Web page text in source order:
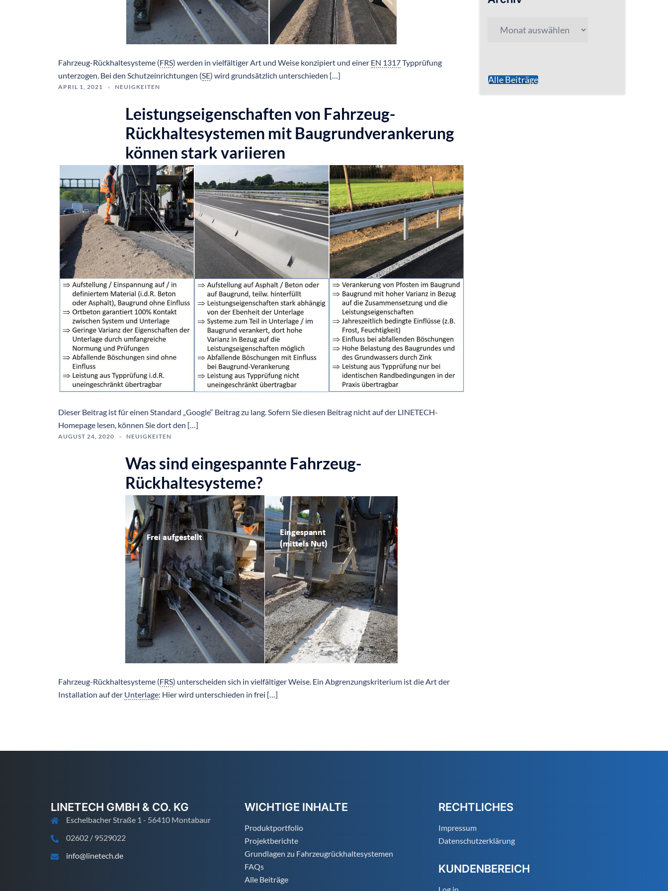
Fahrzeug-Rückhaltesysteme (FRS) werden in vielfältiger Art und Weise konzipiert und einer EN 1317Typprüfung
unterzogen. Bei den Schutzeinrichtungen (SE) wird grundsätzlich unterschieden […]
APRIL 1, 2021 NEUIGKEITEN
Leistungseigenschaften von Fahrzeug-
Rückhaltesystemen mit Baugrundverankerung
können stark variieren
Dieser Beitrag ist für einen Standard „Google“ Beitrag zu lang. Sofern Sie diesen Beitrag nicht auf der LINETECH-
Homepage lesen, können Sie dort den […]
AUGUST 24, 2020 NEUIGKEITEN
Was sind eingespannte Fahrzeug-
Rückhaltesysteme?
Fahrzeug-Rückhaltesysteme (FRS) unterscheiden sich in vielfältiger Weise. Ein Abgrenzungskriterium ist die Art der
Installation auf der Unterlage: Hier wird unterschieden in frei […]
Archiv
Alle Beiträge
LINETECH GMBH & CO. KG
Eschelbacher Straße 1 - 56410 Montabaur
02602 / 9529022
info@linetech.de
WICHTIGE INHALTE
Produktportfolio
Projektberichte
Grundlagen zu Fahrzeugrückhaltesystemen
FAQs
Alle Beiträge
RECHTLICHES
Impressum
Datenschutzerklärung
KUNDENBEREICH